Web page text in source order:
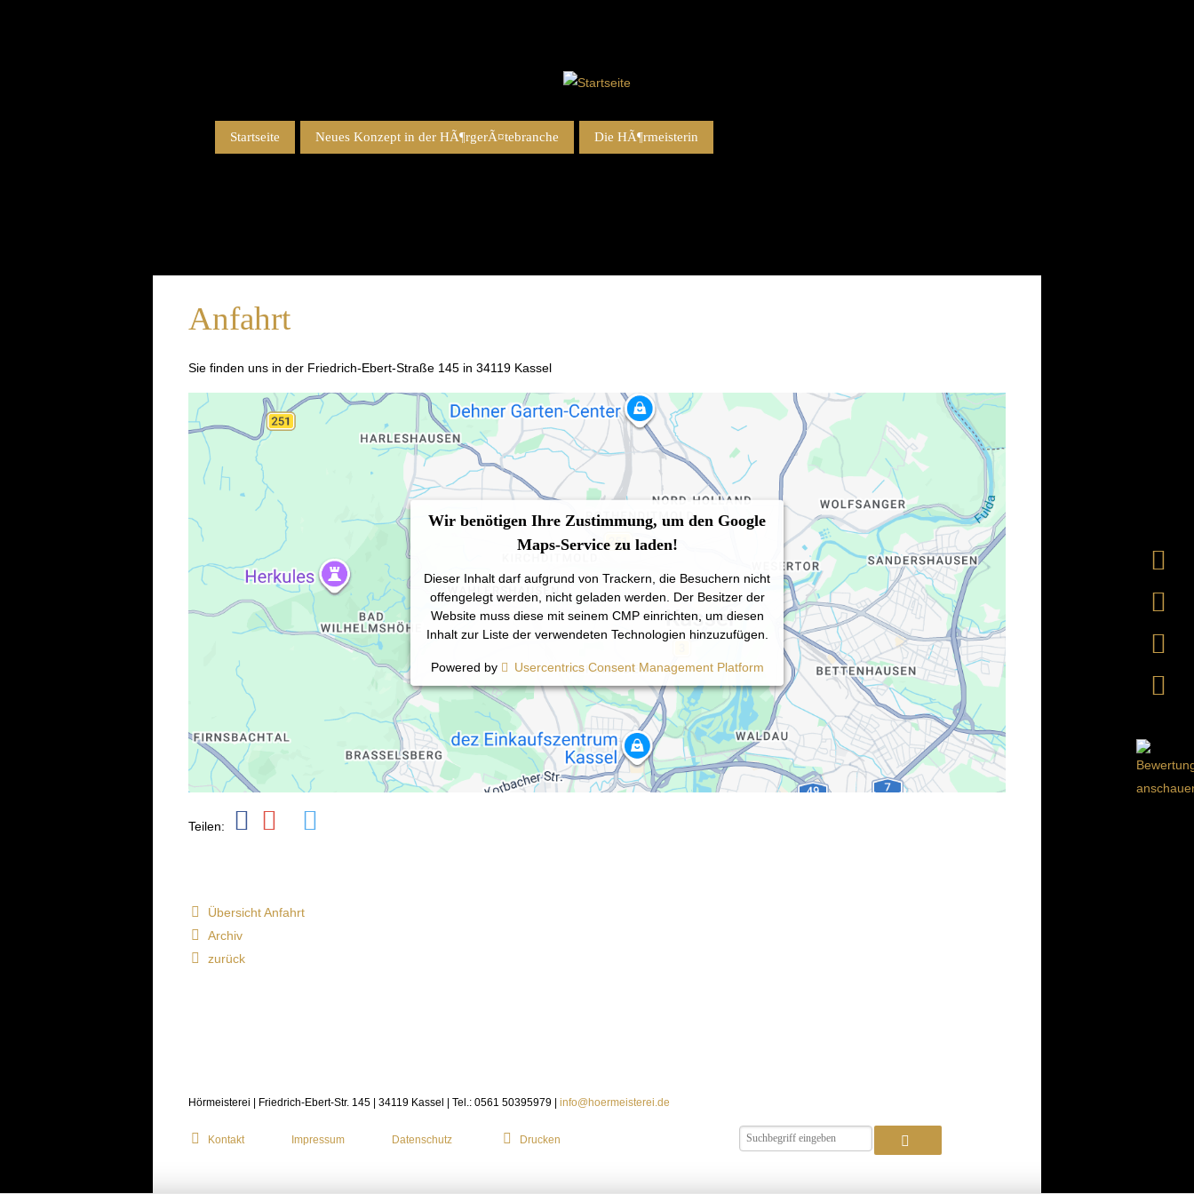
Startseite Neues Konzept in der HÃ¶rgerÃ¤tebranche Die HÃ¶rmeisterin
Anfahrt
Sie finden uns in der Friedrich-Ebert-Straße 145 in 34119 Kassel
Wir benötigen Ihre Zustimmung, um den Google
Maps-Service zu laden!
Dieser Inhalt darf aufgrund von Trackern, die Besuchern nicht
offengelegt werden, nicht geladen werden. Der Besitzer der
Website muss diese mit seinem CMP einrichten, um diesen
Inhalt zur Liste der verwendeten Technologien hinzuzufügen.
Powered by Usercentrics Consent Management Platform
Teilen:
Übersicht Anfahrt
Archiv
zurück
Hörmeisterei | Friedrich-Ebert-Str. 145 | 34119 Kassel | Tel.: 0561 50395979 | info@hoermeisterei.de
Kontakt Impressum Datenschutz Drucken